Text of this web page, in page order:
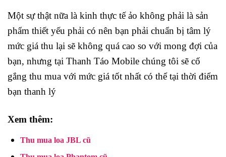
Một sự thật nữa là kinh thực tế ảo không phải là sản
phẩm thiết yếu phải có nên bạn phải chuẩn bị tâm lý
mức giá thu lại sẽ không quá cao so với mong đợi của
bạn, nhưng tại Thanh Táo Mobile chúng tôi sẽ cố
gắng thu mua với mức giá tốt nhất có thể tại thời điểm
bạn thanh lý
Xem thêm:
Thu mua loa JBL cũ